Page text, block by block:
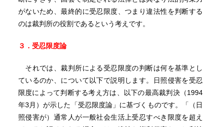
がないため、最終的に受忍限度、つまり違法性を判断する
のは裁判所の役割であるという考えです。
３．受忍限度論
それでは、裁判所による受忍限度の判断は何を基準とし
ているのか、について以下で説明します。日照侵害を受忍
限度によって判断する考え方は、以下の最高裁判決（1994
年3月）が示した「受忍限度論」に基づくものです。「（日
照侵害が）通常人が一般社会生活上受忍すべき限度を超え